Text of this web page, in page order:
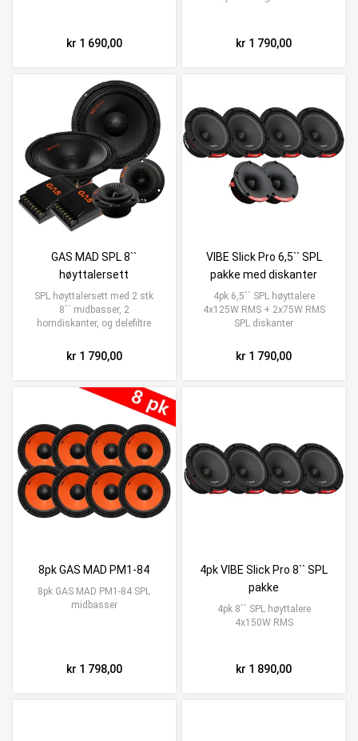
kr 1 690,00 kr 1 790,00
GAS MAD SPL 8``
høyttalersett
SPL høyttalersett med 2 stk
8`` midbasser, 2
horndiskanter, og delefiltre
kr 1 790,00
VIBE Slick Pro 6,5`` SPL
pakke med diskanter
4pk 6,5`` SPL høyttalere
4x125W RMS + 2x75W RMS
SPL diskanter
kr 1 790,00
8pk GAS MAD PM1-84
8pk GAS MAD PM1-84 SPL
midbasser
kr 1 798,00
4pk VIBE Slick Pro 8`` SPL
pakke
4pk 8`` SPL høyttalere
4x150W RMS
kr 1 890,00